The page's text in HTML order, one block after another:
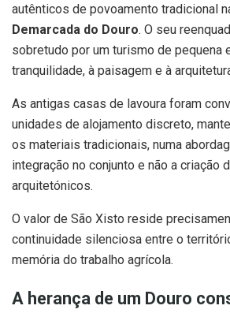
autênticos de povoamento tradicional
Demarcada do Douro. O seu
sobretudo por um turismo de pequena
tranquilidade, à paisagem e à
As antigas casas de lavoura foram
unidades de alojamento discreto,
os materiais tradicionais, numa
integração no conjunto e não a criação
arquitetónicos.
O valor de São Xisto reside
continuidade silenciosa entre o
memória do trabalho agrícola.
A herança de um Douro